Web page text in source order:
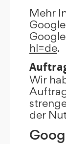
Mehr
hl=de.
Wir
der